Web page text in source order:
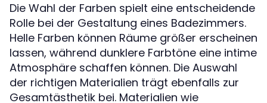
Die Wahl der Farben spielt eine entscheidende
Rolle bei der Gestaltung eines Badezimmers.
Helle Farben können Räume größer erscheinen
lassen, während dunklere Farbtöne eine intime
Atmosphäre schaffen können. Die Auswahl
der richtigen Materialien trägt ebenfalls zur
Gesamtästhetik bei. Materialien wie